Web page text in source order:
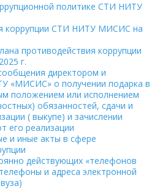
политике СТИ НИТУ
коррупции СТИ НИТУ МИСИС на
противодействия коррупции
г.
директором и
«МИСИС» о получении подарка в
положением или исполнением
обязанностей, сдачи и
( выкупе) и зачислении
его реализации
и иные акты в сфере
действующих «телефонов
и адреса электронной